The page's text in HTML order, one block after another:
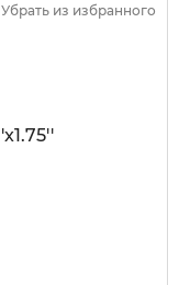
Убрать из избранного